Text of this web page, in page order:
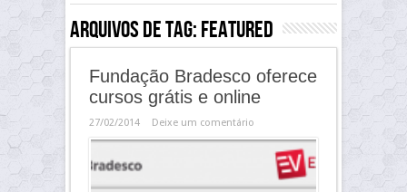
Arquivos de Tag:featured
Fundação Bradesco oferece
cursos grátis e online
27/02/2014 Deixe um comentário